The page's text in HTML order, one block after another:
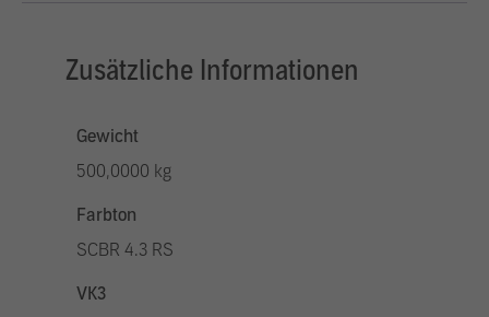
Zusätzliche Informationen
Gewicht
500,0000 kg
Farbton
SCBR 4.3 RS
VK3